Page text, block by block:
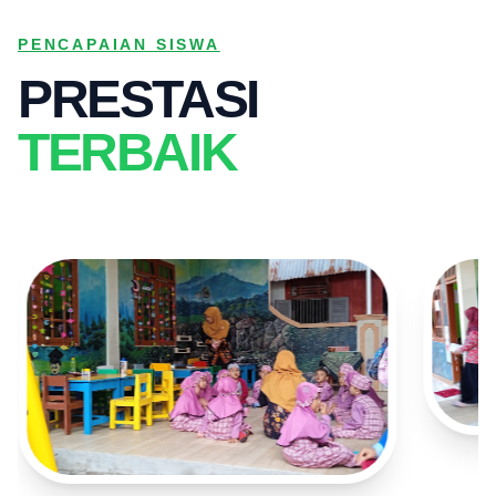
PENCAPAIAN SISWA
PRESTASI
TERBAIK